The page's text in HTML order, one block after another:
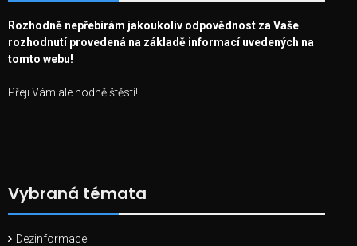
Rozhodně nepřebírám jakoukoliv odpovědnost za Vaše
rozhodnutí provedená na základě informací uvedených na
tomto webu!
Přeji Vám ale hodně štěstí!
Vybraná témata
Dezinformace